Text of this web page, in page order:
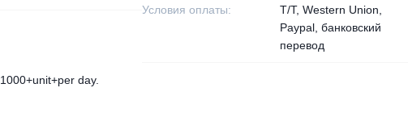
Условия оплаты:
T/T, Western Union,
Paypal, банковский
перевод
1000+unit+per day.